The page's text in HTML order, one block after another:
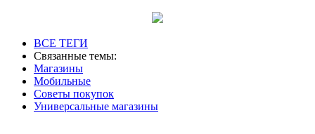
ВСЕ ТЕГИ
Связанные темы:
Магазины
Мобильные
Советы покупок
Универсальные магазины